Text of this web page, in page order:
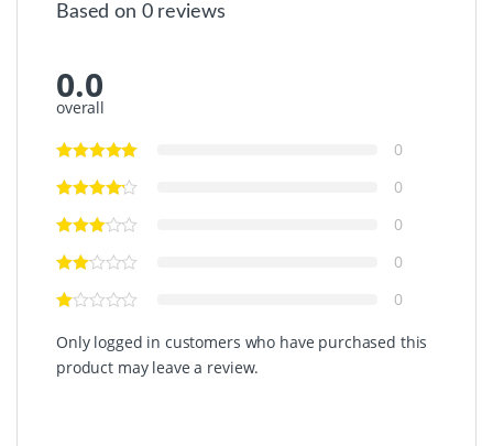
Based on 0 reviews
0.0
overall
0
0
0
0
0
Only logged in customers who have purchased this
product may leave a review.